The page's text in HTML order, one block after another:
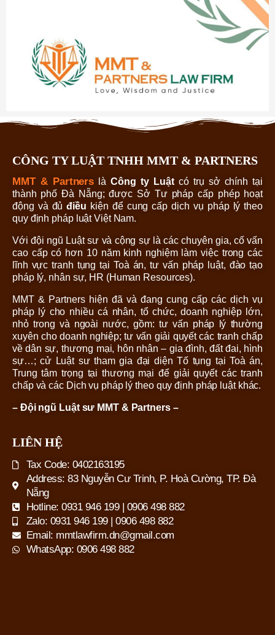
CÔNG TY LUẬT TNHH MMT & PARTNERS
MMT & Partners làCông ty Luậtcó trụ sở chính tại
thành phố Đà Nẵng; được Sở Tư pháp cấp phép hoạt
động và đủđiều kiện để cung cấp dịch vụ pháp lý theo
quy định pháp luật Việt Nam.
Với đội ngũ Luật sư và cộng sự là các chuyên gia, cố vấn
cao cấp có hơn 10 năm kinh nghiệm làm việc trong các
lĩnh vực tranh tụng tại Toà án, tư vấn pháp luật, đào tạo
pháp lý, nhân sự, HR (Human Resources).
MMT & Partners hiện đã và đang cung cấp các dịch vụ
pháp lý cho nhiều cá nhân, tổ chức, doanh nghiệp lớn,
nhỏ trong và ngoài nước, gồm: tư vấn pháp lý thường
xuyên cho doanh nghiệp; tư vấn giải quyết các tranh chấp
về dân sự, thương mại, hôn nhân – gia đình, đất đai, hình
sự…; cử Luật sư tham gia đại diện Tố tụng tại Toà án,
Trung tâm trọng tại thương mại để giải quyết các tranh
chấp và các Dịch vụ pháp lý theo quy định pháp luật khác.
– Đội ngũ Luật sư MMT & Partners –
LIÊN HỆ
Tax Code: 0402163195
Address: 83 Nguyễn Cư Trinh, P. Hoà Cường, TP. Đà
Nẵng
Hotline: 0931 946 199 | 0906 498 882
Zalo: 0931 946 199 | 0906 498 882
Email: mmtlawfirm.dn@gmail.com
WhatsApp: 0906 498 882